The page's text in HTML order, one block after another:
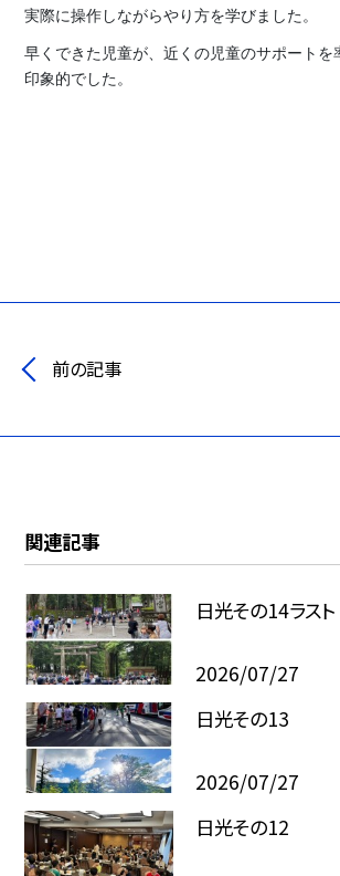
実際に操作しながらやり方を学びました。
早くできた児童が、近くの児童のサポートを
印象的でした。
前の記事
関連記事
日光その14ラスト
2026/07/27
日光その13
2026/07/27
日光その12